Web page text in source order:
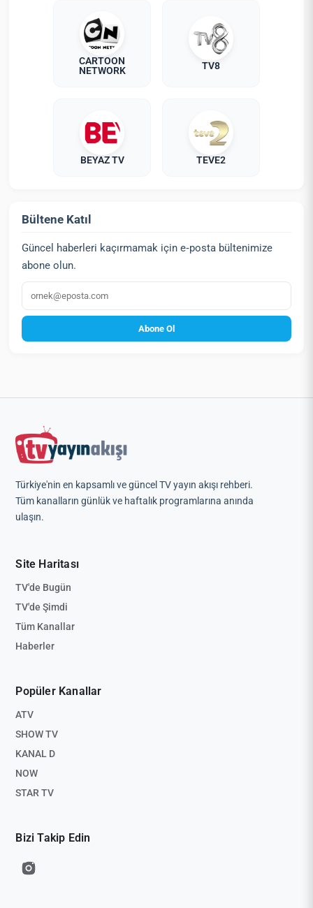
CARTOON
NETWORK
TV8
BEYAZ TV TEVE2
Bültene Katıl
Güncel haberleri kaçırmamak için e‑posta bültenimize
abone olun.
E‑posta
Abone Ol
Türkiye'nin en kapsamlı ve güncel TV yayın akışı rehberi.
Tüm kanalların günlük ve haftalık programlarına anında
ulaşın.
Site Haritası
TV'de Bugün
TV'de Şimdi
Tüm Kanallar
Haberler
Popüler Kanallar
ATV
SHOW TV
KANAL D
NOW
STAR TV
Bizi Takip Edin